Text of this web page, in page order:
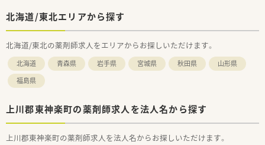
北海道/東北エリアから探す
北海道/東北の薬剤師求人をエリアからお探しいただけます。
北海道 青森県 岩手県 宮城県 秋田県
山形県
福島県
上川郡東神楽町の薬剤師求人を法人名から探す
上川郡東神楽町の薬剤師求人を法人名からお探しいただけます。